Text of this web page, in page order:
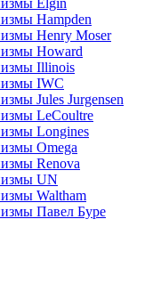
Elgin
Hampden
Henry Moser
Howard
Illinois
IWC
Jules Jurgensen
LeCoultre
Longines
Omega
Renova
UN
Waltham
Павел Буре